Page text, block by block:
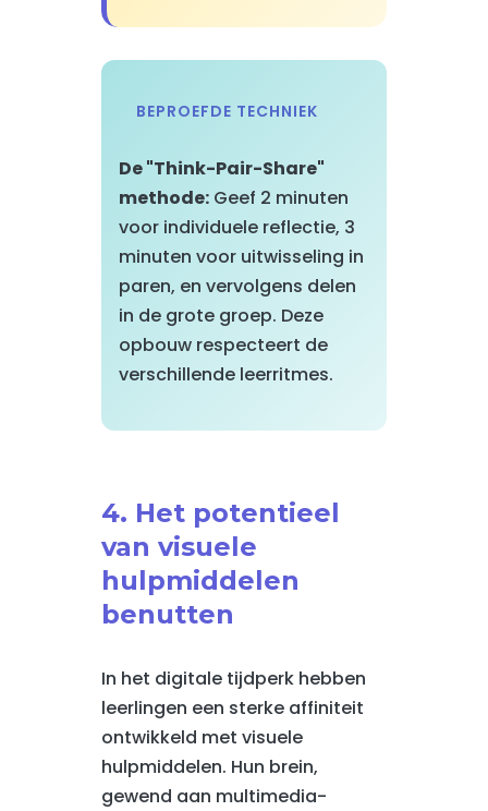
BEPROEFDE TECHNIEK
De "Think-Pair-Share"
methode:Geef 2 minuten
voor individuele reflectie, 3
minuten voor uitwisseling in
paren, en vervolgens delen
in de grote groep. Deze
opbouw respecteert de
verschillende leerritmes.
4. Het potentieel
van visuele
hulpmiddelen
benutten
In het digitale tijdperk hebben
leerlingen een sterke affiniteit
ontwikkeld met visuele
hulpmiddelen. Hun brein,
gewend aan multimedia-